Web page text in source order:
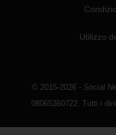
Utilizzo
© 2015-2026 - Social
08065360722. Tutti i